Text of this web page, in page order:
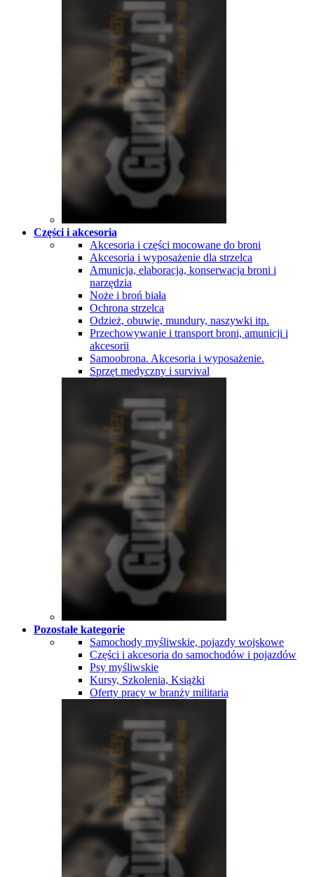
Części i akcesoria
Akcesoria i części mocowane do broni
Akcesoria i wyposażenie dla strzelca
Amunicja, elaboracja, konserwacja broni i
narzędzia
Noże i broń biała
Ochrona strzelca
Odzież, obuwie, mundury, naszywki itp.
Przechowywanie i transport broni, amunicji i
akcesorii
Samoobrona. Akcesoria i wyposażenie.
Sprzęt medyczny i survival
Pozostałe kategorie
Samochody myśliwskie, pojazdy wojskowe
Części i akcesoria do samochodów i pojazdów
Psy myśliwskie
Kursy, Szkolenia, Książki
Oferty pracy w branży militaria